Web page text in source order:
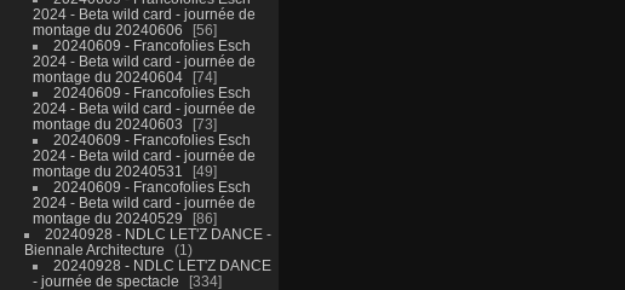
2024 - Beta wild card - journée de
montage du 20240606
56
20240609 - Francofolies Esch
2024 - Beta wild card - journée de
montage du 20240604
74
20240609 - Francofolies Esch
2024 - Beta wild card - journée de
montage du 20240603
73
20240609 - Francofolies Esch
2024 - Beta wild card - journée de
montage du 20240531
49
20240609 - Francofolies Esch
2024 - Beta wild card - journée de
montage du 20240529
86
20240928 - NDLC LET'Z DANCE -
Biennale Architecture
1
20240928 - NDLC LET'Z DANCE
- journée de spectacle
334